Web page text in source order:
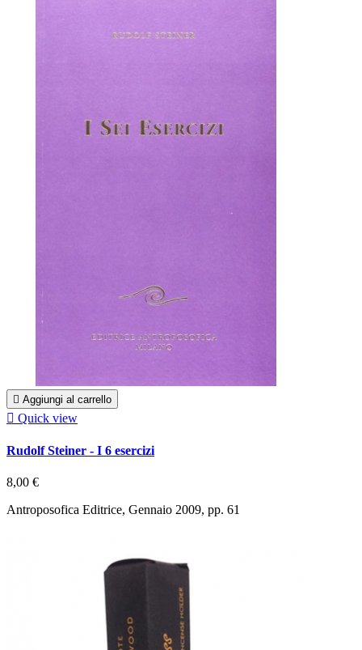
 Aggiungi al carrello
 Quick view
Rudolf Steiner - I 6 esercizi
8,00 €
Antroposofica Editrice, Gennaio 2009, pp. 61